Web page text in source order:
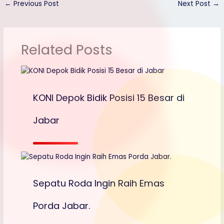
← Previous Post Next Post →
Related Posts
KONI Depok Bidik Posisi 15 Besar di
Jabar
Sepatu Roda Ingin Raih Emas
Porda Jabar.